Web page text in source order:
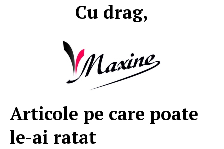
Cu drag,
Articole pe care poate
le-ai ratat